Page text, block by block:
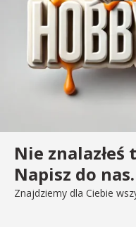
Nie znalazłeś
Napisz do nas.
Znajdziemy dla Ciebie